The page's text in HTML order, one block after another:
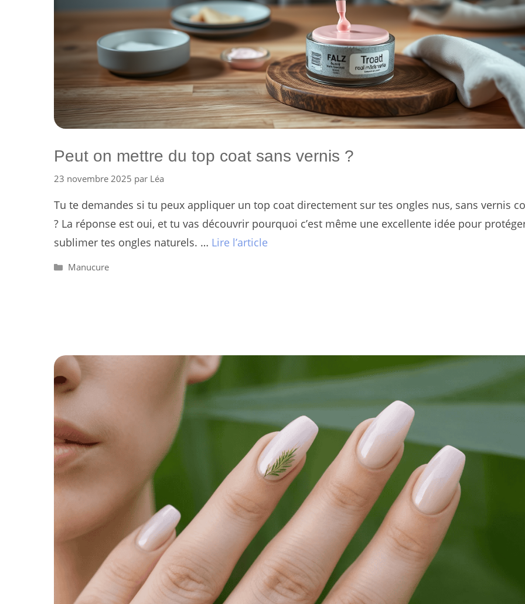
Peut on mettre du top coat sans vernis ?
23 novembre 2025 par Léa
Tu te demandes si tu peux appliquer un top coat directement sur tes ongles nus, sans vernis
? La réponse est oui, et tu vas découvrir pourquoi c’est même une excellente idée pour
sublimer tes ongles naturels. … Lire l’article
Catégories
Manucure